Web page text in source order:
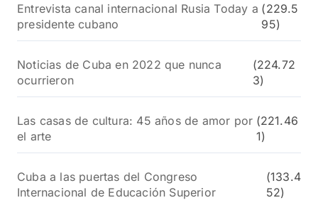
Entrevista canal internacional Rusia Today a
presidente cubano
(229.5
95)
Noticias de Cuba en 2022 que nunca
ocurrieron
(224.72
3)
Las casas de cultura: 45 años de amor por
el arte
(221.46
1)
Cuba a las puertas del Congreso
Internacional de Educación Superior
(133.4
52)